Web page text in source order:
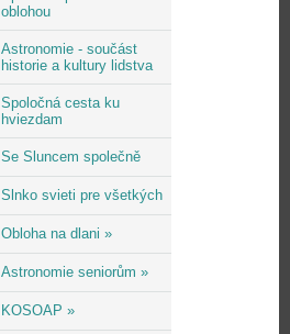
oblohou
Astronomie - součást
historie a kultury lidstva
Spoločná cesta ku
hviezdam
Se Sluncem společně
Slnko svieti pre všetkých
Obloha na dlani »
Astronomie seniorům »
KOSOAP »